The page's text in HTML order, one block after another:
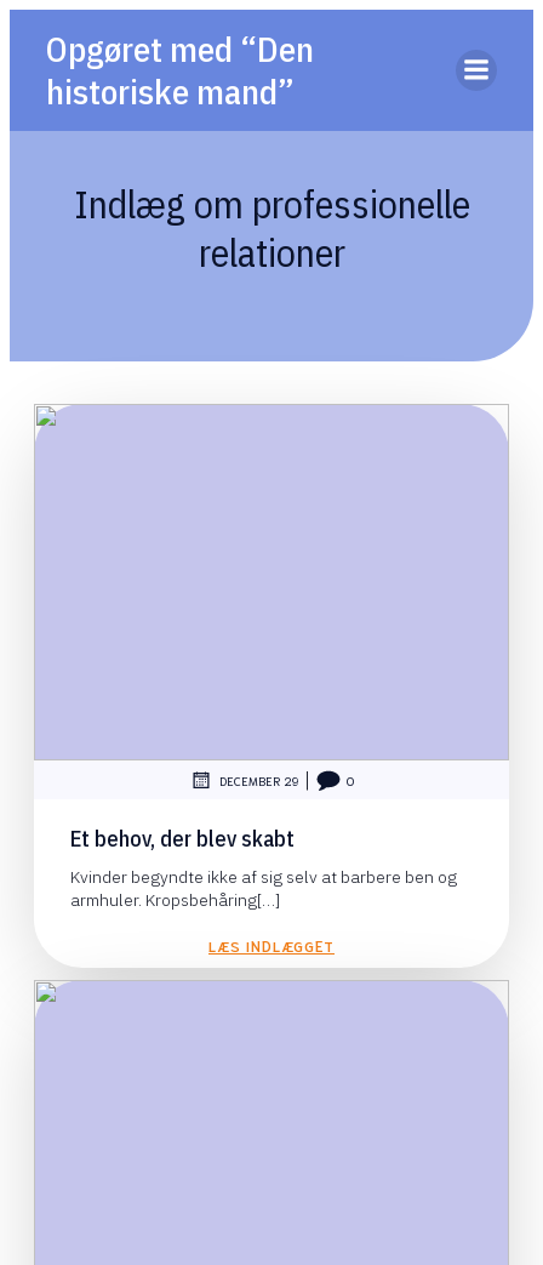
Opgøret med “Den
historiske mand”
Indlæg om professionelle
relationer
DECEMBER 29 0
Et behov, der blev skabt
Kvinder begyndte ikke af sig selv at barbere ben og
armhuler. Kropsbehåring[…]
LÆS INDLÆGGET